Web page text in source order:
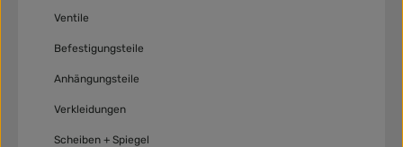
Ventile
Befestigungsteile
Anhängungsteile
Verkleidungen
Scheiben + Spiegel